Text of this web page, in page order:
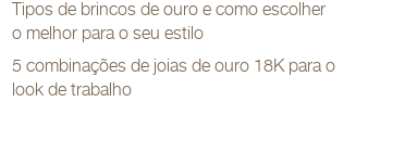
Tipos de brincos de ouro e como escolher
o melhor para o seu estilo
5 combinações de joias de ouro 18K para o
look de trabalho